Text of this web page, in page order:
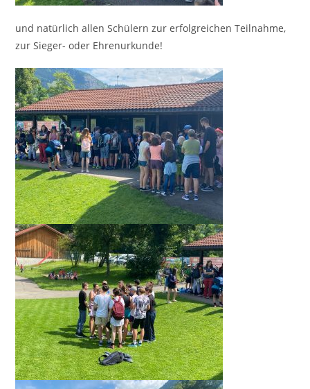
und natürlich allen Schülern zur erfolgreichen Teilnahme,
zur Sieger- oder Ehrenurkunde!